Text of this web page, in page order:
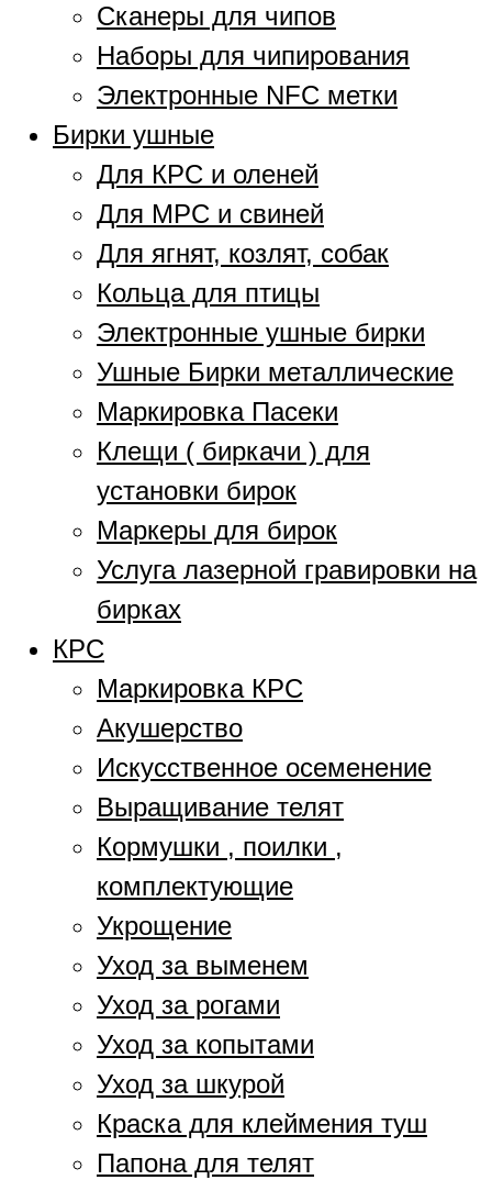
Сканеры для чипов
Наборы для чипирования
Электронные NFC метки
Бирки ушные
Для КРС и оленей
Для МРС и свиней
Для ягнят, козлят, собак
Кольца для птицы
Электронные ушные бирки
Ушные Бирки металлические
Маркировка Пасеки
Клещи ( биркачи ) для
установки бирок
Маркеры для бирок
Услуга лазерной гравировки на
бирках
КРС
Маркировка КРС
Акушерство
Искусственное осеменение
Выращивание телят
Кормушки , поилки ,
комплектующие
Укрощение
Уход за выменем
Уход за рогами
Уход за копытами
Уход за шкурой
Краска для клеймения туш
Папона для телят